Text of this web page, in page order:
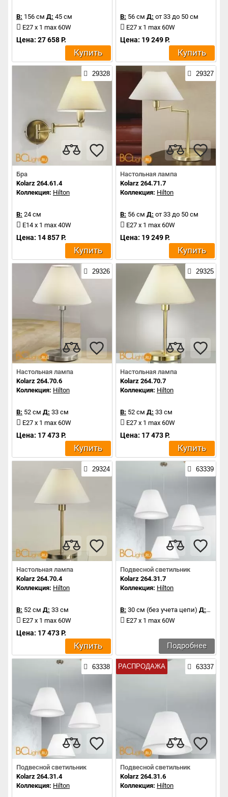
В: 156 см Д: 45 см
E27 x 1 max 60W
Цена: 27 658 Р.
Купить
В: 56 см Д: от 33 до 50 см
E27 x 1 max 60W
Цена: 19 249 Р.
Купить
29328
Бра
Kolarz 264.61.4
Коллекция: Hilton
В: 24 см
E14 x 1 max 40W
Цена: 14 857 Р.
Купить
29327
Настольная лампа
Kolarz 264.71.7
Коллекция: Hilton
В: 56 см Д: от 33 до 50 см
E27 x 1 max 60W
Цена: 19 249 Р.
Купить
29326
Настольная лампа
Kolarz 264.70.6
Коллекция: Hilton
В: 52 см Д: 33 см
E27 x 1 max 60W
Цена: 17 473 Р.
Купить
29325
Настольная лампа
Kolarz 264.70.7
Коллекция: Hilton
В: 52 см Д: 33 см
E27 x 1 max 60W
Цена: 17 473 Р.
Купить
29324
Настольная лампа
Kolarz 264.70.4
Коллекция: Hilton
В: 52 см Д: 33 см
E27 x 1 max 60W
Цена: 17 473 Р.
Купить
63339
Подвесной светильник
Kolarz 264.31.7
Коллекция: Hilton
В: 30 см (без учета цепи) Д:45 см
E27 x 1 max 60W
Подробнее
63338
Подвесной светильник
Kolarz 264.31.4
Коллекция: Hilton
РАСПРОДАЖА 63337
Подвесной светильник
Kolarz 264.31.6
Коллекция: Hilton